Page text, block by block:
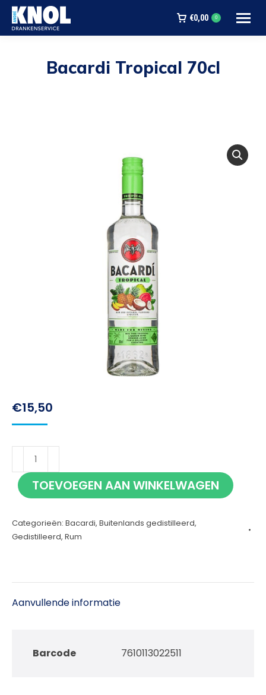
€0,00 0
Bacardi Tropical 70cl
€15,50
Bacardi
Tropical
70cl TOEVOEGEN AAN WINKELWAGEN
Categorieën: Bacardi, Buitenlands gedistilleerd,
Gedistilleerd, Rum
Aanvullende informatie
Barcode 7610113022511